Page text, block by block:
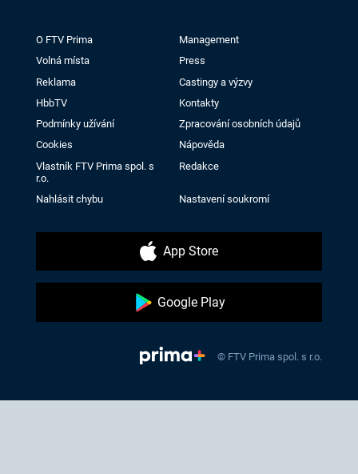
O FTV Prima
Management
Volná místa
Press
Reklama
Castingy a výzvy
HbbTV
Kontakty
Podmínky užívání
Zpracování osobních údajů
Cookies
Nápověda
Vlastník FTV Prima spol. s
r.o.
Redakce
Nahlásit chybu Nastavení soukromí
App Store
Google Play
© FTV Prima spol. s r.o.